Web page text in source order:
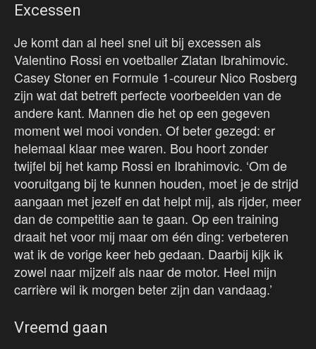
Excessen
Je komt dan al heel snel uit bij excessen als
Valentino Rossi en voetballer Zlatan Ibrahimovic.
Casey Stoner en Formule 1-coureur Nico Rosberg
zijn wat dat betreft perfecte voorbeelden van de
andere kant. Mannen die het op een gegeven
moment wel mooi vonden. Of beter gezegd: er
helemaal klaar mee waren. Bou hoort zonder
twijfel bij het kamp Rossi en Ibrahimovic. ‘Om de
vooruitgang bij te kunnen houden, moet je de strijd
aangaan met jezelf en dat helpt mij, als rijder, meer
dan de competitie aan te gaan. Op een training
draait het voor mij maar om één ding: verbeteren
wat ik de vorige keer heb gedaan. Daarbij kijk ik
zowel naar mijzelf als naar de motor. Heel mijn
carrière wil ik morgen beter zijn dan vandaag.’
Vreemd gaan